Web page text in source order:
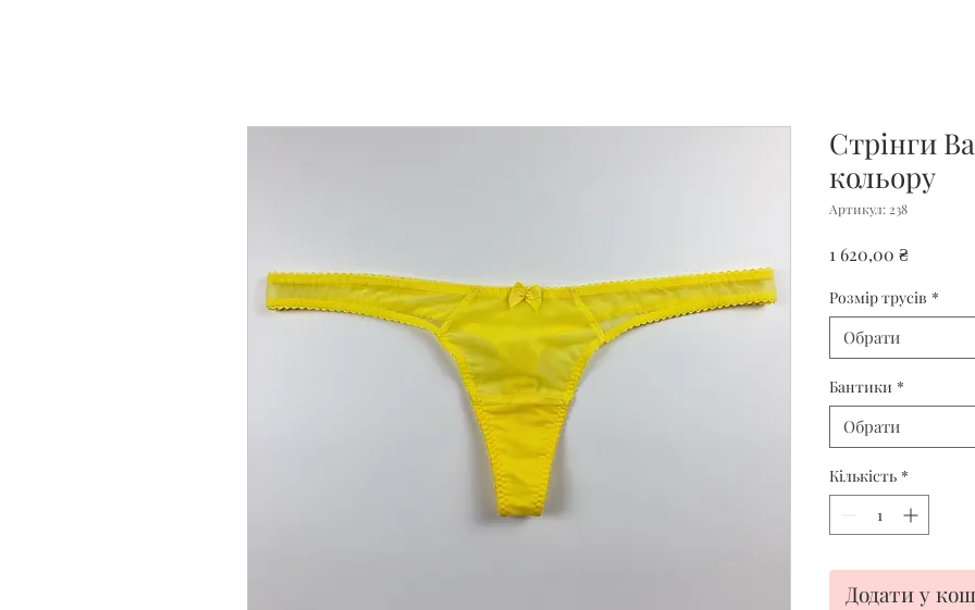
Стрінги
кольору
Артикул: 238
1 620,00 ₴Ціна
Розмір трусів *
Обрати
Бантики *
Обрати
Кількість *
Додати у